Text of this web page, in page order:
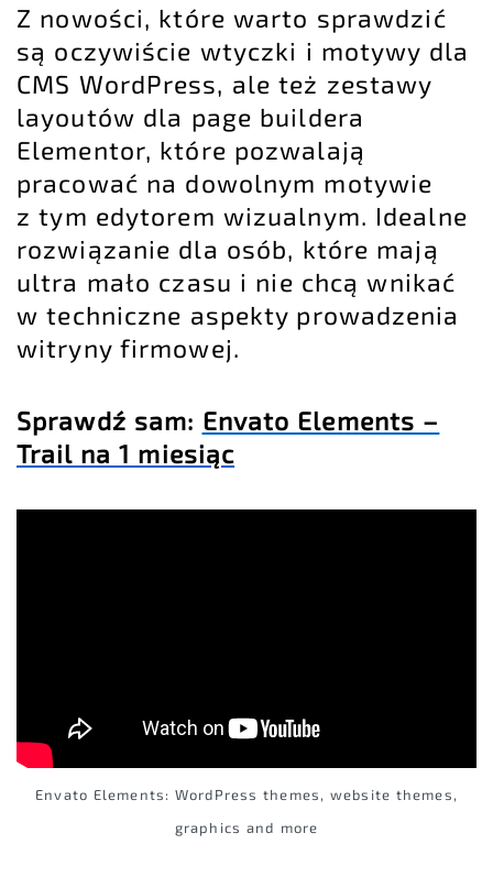
Z nowości, które warto sprawdzić
są oczywiście wtyczki i motywy dla
CMS WordPress, ale też zestawy
layoutów dla page buildera
Elementor, które pozwalają
pracować na dowolnym motywie
z tym edytorem wizualnym. Idealne
rozwiązanie dla osób, które mają
ultra mało czasu i nie chcą wnikać
w techniczne aspekty prowadzenia
witryny firmowej.
Sprawdź sam: Envato Elements –
Trail na 1 miesiąc
Envato Elements: WordPress themes, website themes,
graphics and more